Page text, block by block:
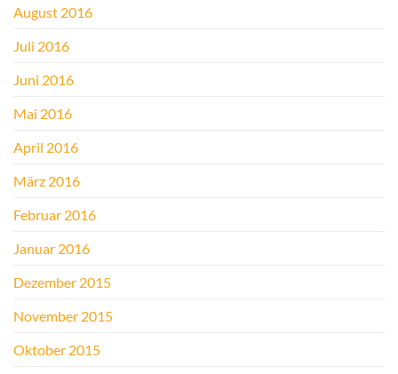
August 2016
Juli 2016
Juni 2016
Mai 2016
April 2016
März 2016
Februar 2016
Januar 2016
Dezember 2015
November 2015
Oktober 2015